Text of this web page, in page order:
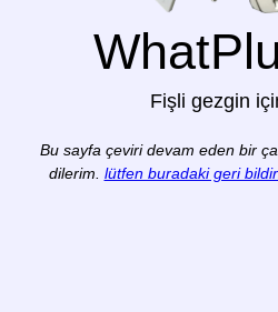
Fişli gezgin
Bu sayfa çeviri devam eden bir
dilerim. lütfen buradaki geri